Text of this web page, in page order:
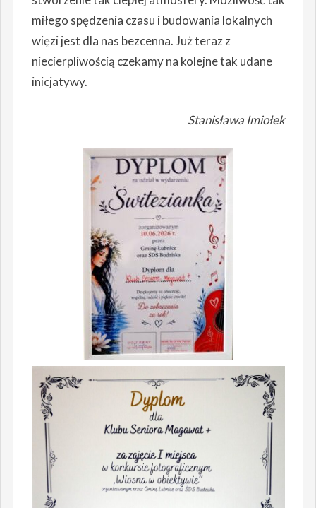
miłego spędzenia czasu i budowania lokalnych
więzi jest dla nas bezcenna. Już teraz z
niecierpliwością czekamy na kolejne tak udane
inicjatywy.
Stanisława Imiołek